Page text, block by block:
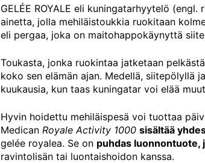
GELÉE ROYALE eli kuningatarhyytelö
ainetta, jolla mehiläistoukkia ruokitaan
eli pergaa, joka on maitohappokäynyttä
Toukasta, jonka ruokintaa jatketaan
koko sen elämän ajan. Medellä, siitepölyllä
kuukausia, kun taas kuningatar voi elää
Hyvin hoidettu mehiläispesä voi tuottaa
Medican Royale Activity 1000 sisältää
gelée royalea. Se on puhdas luonnontuote,
ravintolisän tai luontaishoidon kanssa.